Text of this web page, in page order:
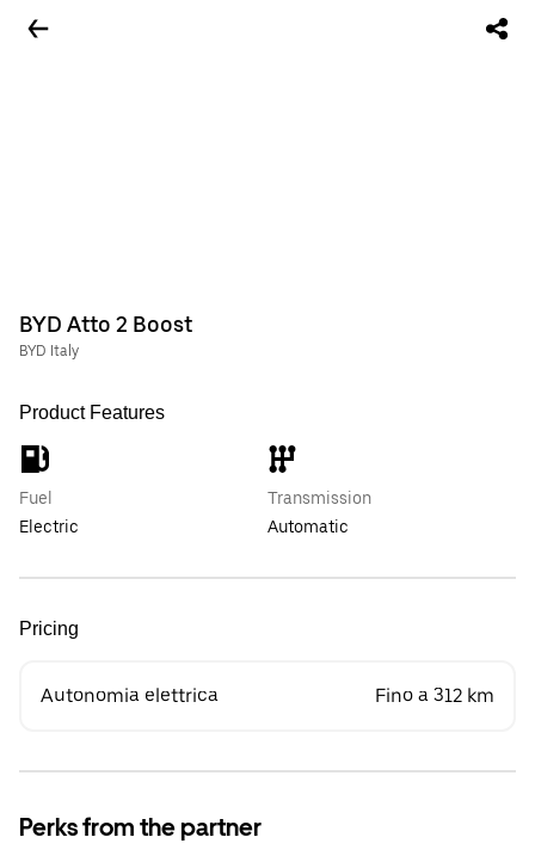
BYD Atto 2 Boost
BYD Italy
Product Features
Fuel
Electric
Transmission
Automatic
Pricing
Autonomia elettrica Fino a 312 km
Perks from the partner